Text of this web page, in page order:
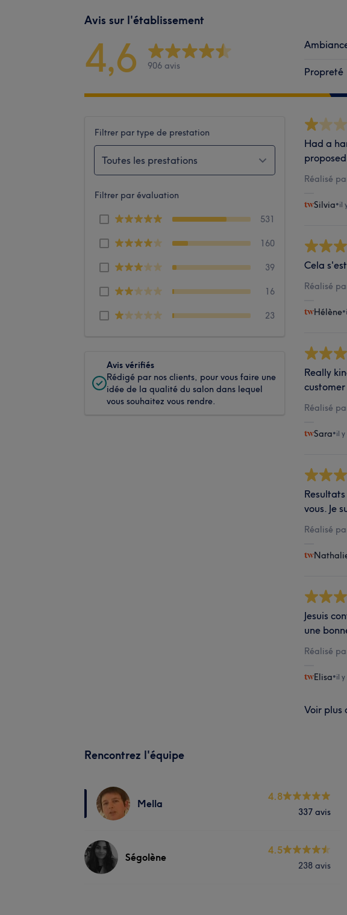
Avis sur l'établissement
4,6 906 avis Propreté
Filtrer par type de prestation
Toutes les prestations
Filtrer par évaluation
531
160
39
16
23
Avis vérifiés
Rédigé par nos clients, pour vous faire une
idée de la qualité du salon dans lequel
vous souhaitez vous rendre.
Had a
Réalisé
Silvia•il
Cela
Réalisé
Hélène•
Really
Réalisé
Sara•il
vous. Je
Réalisé
Jesuis
une
Réalisé
Elisa•il
Voir plus
Rencontrez l'équipe
Mella
4.8
337 avis
Ségolène
4.5
238 avis